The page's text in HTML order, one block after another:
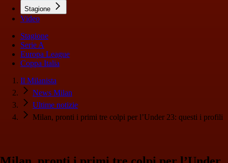
Stagione
Video
Stagione
Serie A
Europa League
Coppa Italia
Il Milanista
News Milan
Ultime notizie
Milan, pronti i primi tre colpi per l’Under 23: questi i profili